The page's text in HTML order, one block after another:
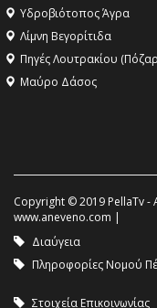
Υδροβιότοπος Άγρα
Λίμνη Βεγορίτιδα
Πηγές Λουτρακίου
Μαύρο Δάσος
Copyright © 2019 PellaTv
www.aneveno.com |
Διαύγεια
Πληροφορίες Νομού
Στοιχεία Επικοινωνίας